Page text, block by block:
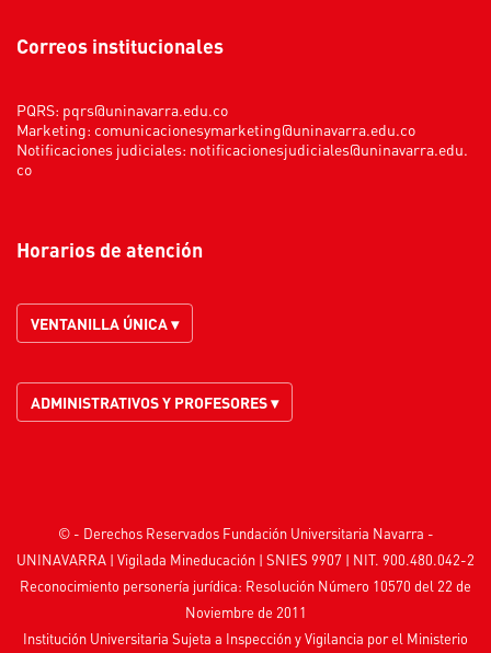
Correos institucionales
PQRS: pqrs@uninavarra.edu.co
Marketing: comunicacionesymarketing@uninavarra.edu.co
Notificaciones judiciales: notificacionesjudiciales@uninavarra.edu.
co
Horarios de atención
VENTANILLA ÚNICA ▾
ADMINISTRATIVOS Y PROFESORES ▾
© - Derechos Reservados Fundación Universitaria Navarra -
UNINAVARRA | Vigilada Mineducación | SNIES 9907 | NIT. 900.480.042-2
Reconocimiento personería jurídica: Resolución Número 10570 del 22 de
Noviembre de 2011
Institución Universitaria Sujeta a Inspección y Vigilancia por el Ministerio